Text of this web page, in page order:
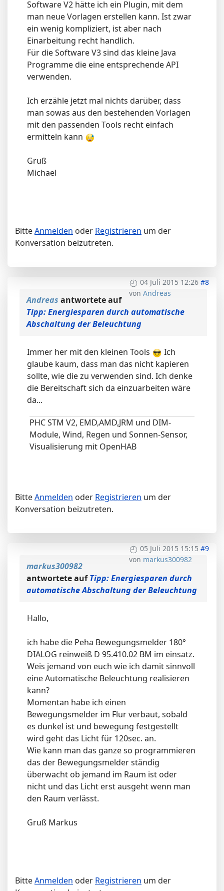
Software V2 hätte ich ein Plugin, mit dem
man neue Vorlagen erstellen kann. Ist zwar
ein wenig kompliziert, ist aber nach
Einarbeitung recht handlich.
Für die Software V3 sind das kleine Java
Programme die eine entsprechende API
verwenden.
Ich erzähle jetzt mal nichts darüber, dass
man sowas aus den bestehenden Vorlagen
mit den passenden Tools recht einfach
ermitteln kann
Gruß
Michael
BitteAnmelden oder Registrieren um der
Konversation beizutreten.
04 Juli 2015 12:26 #8
von Andreas
Andreas antwortete auf
Tipp: Energiesparen durch automatische
Abschaltung der Beleuchtung
Immer her mit den kleinen Tools
Ich
glaube kaum, dass man das nicht kapieren
sollte, wie die zu verwenden sind. Ich denke
die Bereitschaft sich da einzuarbeiten wäre
da...
PHC STM V2, EMD,AMD,JRM und DIM-
Module, Wind, Regen und Sonnen-Sensor,
Visualisierung mit OpenHAB
BitteAnmelden oder Registrieren um der
Konversation beizutreten.
05 Juli 2015 15:15 #9
von markus300982
markus300982
antwortete aufTipp: Energiesparen durch
automatische Abschaltung der Beleuchtung
Hallo,
ich habe die Peha Bewegungsmelder 180°
DIALOG reinweiß D 95.410.02 BM im einsatz.
Weis jemand von euch wie ich damit sinnvoll
eine Automatische Beleuchtung realisieren
kann?
Momentan habe ich einen
Bewegungsmelder im Flur verbaut, sobald
es dunkel ist und bewegung festgestellt
wird geht das Licht für 120sec. an.
Wie kann man das ganze so programmieren
das der Bewegungsmelder ständig
überwacht ob jemand im Raum ist oder
nicht und das Licht erst ausgeht wenn man
den Raum verlässt.
Gruß Markus
BitteAnmelden oder Registrieren um der